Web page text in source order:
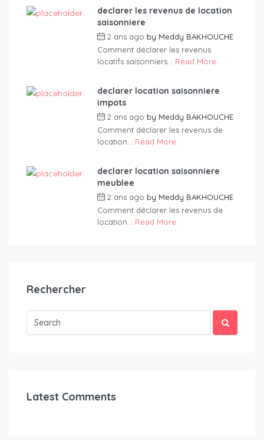
declarer les revenus de location
saisonniere
2 ans ago by Meddy BAKHOUCHE
Comment déclarer les revenus
locatifs saisonniers... Read More
declarer location saisonniere
impots
2 ans ago by Meddy BAKHOUCHE
Comment déclarer les revenus de
location... Read More
declarer location saisonniere
meublee
2 ans ago by Meddy BAKHOUCHE
Comment déclarer les revenus de
location... Read More
Rechercher
Latest Comments